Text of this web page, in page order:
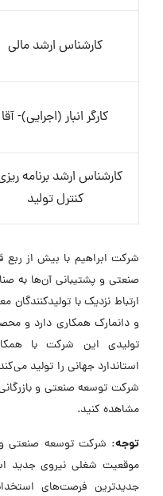
کارشناس ارشد مالی
کارگر انبار (اجرایی)- آقا
کارشناس ارشد برنامه
کنترل تولید
شرکت ابراهیم با بیش از
صنعتی و پشتیبانی آن‌ها به
ارتباط نزدیک با تولیدکنندگان
و دانمارک همکاری دارد و
تولیدی این شرکت با
استاندارد جهانی را تولید
شرکت توسعه صنعتی و
مشاهده کنید.
توجه:
موقعیت شغلی نیروی جدید
جدیدترین فرصت‌های